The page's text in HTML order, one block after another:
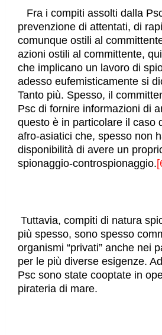
Fra i compiti assolti dalla
prevenzione di attentati, di
comunque ostili al
azioni ostili al committente,
che implicano un lavoro di
adesso eufemisticamente si
Tanto più. Spesso, il
Psc di fornire informazioni di
questo è in particolare il caso
afro-asiatici che, spesso non
disponibilità di avere un
spionaggio-controspionaggio.
Tuttavia, compiti di natura
più spesso, sono spesso
organismi “privati” anche nei
per le più diverse esigenze.
Psc sono state cooptate in
pirateria di mare.